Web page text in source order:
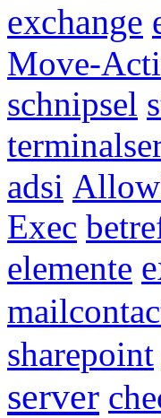
exchange
Move-
schnipsel
adsi
Exec
elemente
sharepoint
server